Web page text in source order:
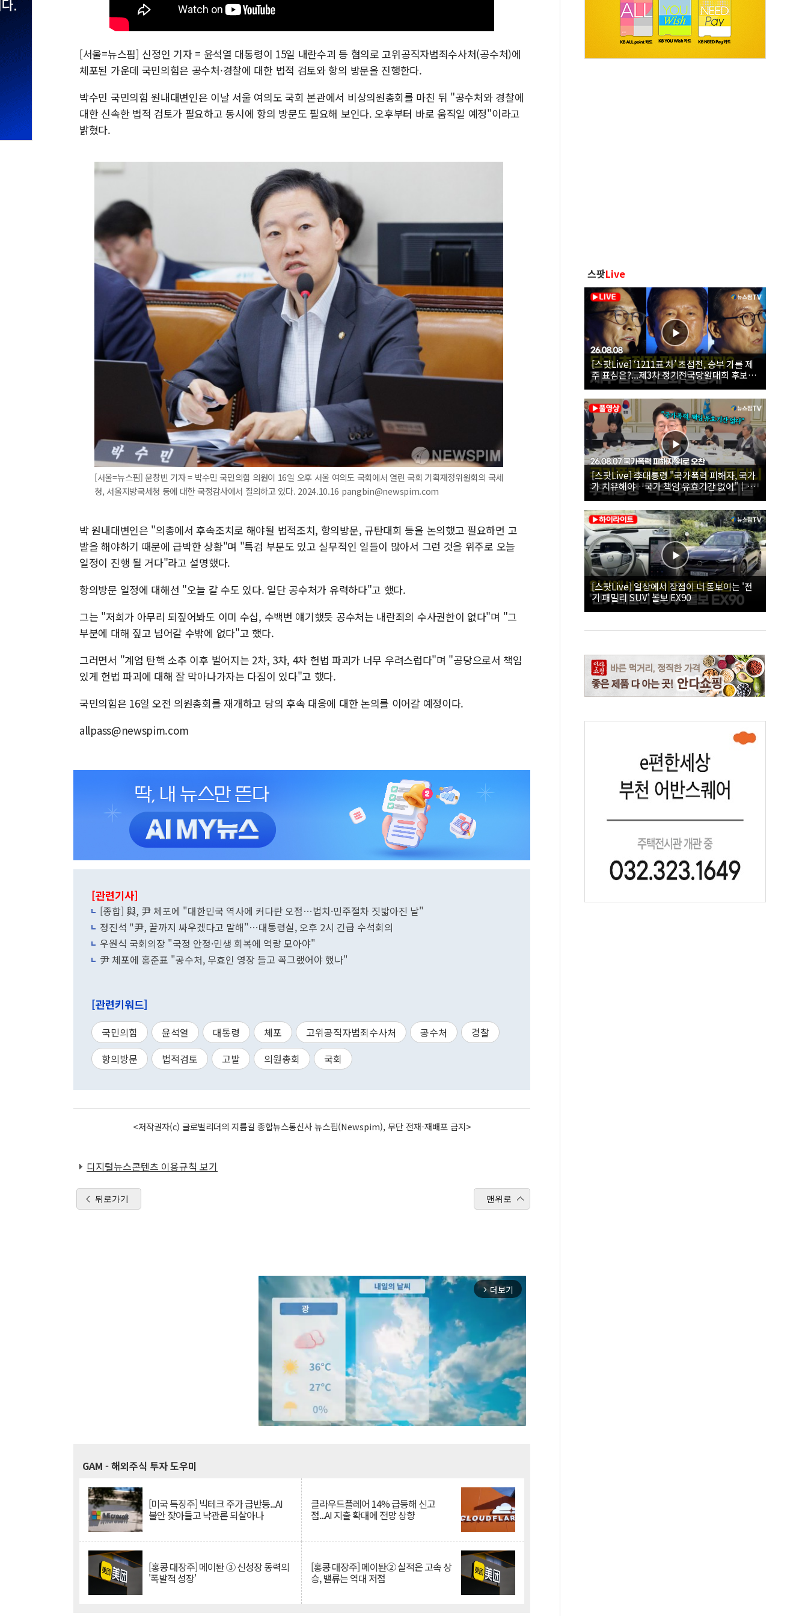
[서울=뉴스핌] 신정인 기자 = 윤석열 대통령이 15일 내란수괴 등 혐의로 고위공직자범죄수사처(공수처)에
체포된 가운데 국민의힘은 공수처·경찰에 대한 법적 검토와 항의 방문을 진행한다.
박수민 국민의힘 원내대변인은 이날 서울 여의도 국회 본관에서 비상의원총회를 마친 뒤 "공수처와 경찰에
대한 신속한 법적 검토가 필요하고 동시에 항의 방문도 필요해 보인다. 오후부터 바로 움직일 예정"이라고
밝혔다.
[서울=뉴스핌] 윤창빈 기자 = 박수민 국민의힘 의원이 16일 오후 서울 여의도 국회에서 열린 국회 기획재정위원회의 국세
청, 서울지방국세청 등에 대한 국정감사에서 질의하고 있다. 2024.10.16 pangbin@newspim.com
박 원내대변인은 "의총에서 후속조치로 해야될 법적조치, 항의방문, 규탄대회 등을 논의했고 필요하면 고
발을 해야하기 때문에 급박한 상황"며 "특검 부분도 있고 실무적인 일들이 많아서 그런 것을 위주로 오늘
일정이 진행 될 거다"라고 설명했다.
항의방문 일정에 대해선 "오늘 갈 수도 있다. 일단 공수처가 유력하다"고 했다.
그는 "저희가 아무리 되짚어봐도 이미 수십, 수백번 얘기했듯 공수처는 내란죄의 수사권한이 없다"며 "그
부분에 대해 짚고 넘어갈 수밖에 없다"고 했다.
그러면서 "계엄 탄핵 소추 이후 벌어지는 2차, 3차, 4차 헌법 파괴가 너무 우려스럽다"며 "공당으로서 책임
있게 헌법 파괴에 대해 잘 막아나가자는 다짐이 있다"고 했다.
국민의힘은 16일 오전 의원총회를 재개하고 당의 후속 대응에 대한 논의를 이어갈 예정이다.
allpass@newspim.com
[관련기사]
[종합] 與, 尹 체포에 "대한민국 역사에 커다란 오점…법치·민주절차 짓밟아진 날"
정진석 "尹, 끝까지 싸우겠다고 말해"…대통령실, 오후 2시 긴급 수석회의
우원식 국회의장 "국정 안정·민생 회복에 역량 모아야"
尹 체포에 홍준표 "공수처, 무효인 영장 들고 꼭그랬어야 했나"
[관련키워드]
국민의힘 윤석열 대통령 체포 고위공직자범죄수사처 공수처
경찰
항의방문
법적검토 고발 의원총회 국회
<저작권자(c) 글로벌리더의 지름길 종합뉴스통신사 뉴스핌(Newspim), 무단 전재-재배포 금지>
디지털뉴스콘텐츠 이용규칙 보기
뒤로가기 맨위로
arrow_forward_ios 더보기
GAM - 해외주식 투자 도우미
[미국 특징주] 빅테크 주가 급반등...AI
불안 잦아들고 낙관론 되살아나
클라우드플레어 14% 급등해 신고
점...AI 지출 확대에 전망 상향
[홍콩 대장주] 메이퇀 ③ 신성장 동력의
'폭발적 성장'
[홍콩 대장주] 메이퇀② 실적은 고속 상
승, 밸류는 역대 저점
스팟Live
[스팟Live] ‘1211표 차’ 초접전, 승부 가를 제
주 표심은?...제3차 정기전국당원대회 후보자
제주 합동연설회 생중계 | 26.08.08
[스팟Live] 李대통령 "국가폭력 피해자, 국가
가 치유해야…국가 책임 유효기간 없어"｜
26.08.07 국가폭력 피해자 위로 오찬
[스팟Live] 일상에서 장점이 더 돋보이는 '전
기 패밀리 SUV' 볼보 EX90